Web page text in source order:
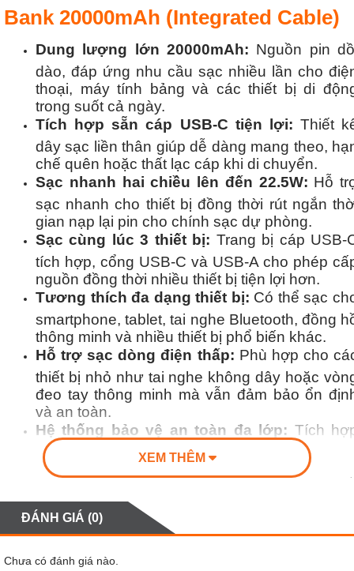
Bank 20000mAh (Integrated Cable)
Dung lượng lớn 20000mAh: Nguồn pin
dào, đáp ứng nhu cầu sạc nhiều lần cho
thoại, máy tính bảng và các thiết bị di
trong suốt cả ngày.
Tích hợp sẵn cáp USB-C tiện lợi: Thiết
dây sạc liền thân giúp dễ dàng mang theo,
chế quên hoặc thất lạc cáp khi di chuyển.
Sạc nhanh hai chiều lên đến 22.5W: Hỗ
sạc nhanh cho thiết bị đồng thời rút ngắn
gian nạp lại pin cho chính sạc dự phòng.
Sạc cùng lúc 3 thiết bị: Trang bị cáp USB-
tích hợp, cổng USB-C và USB-A cho phép
nguồn đồng thời nhiều thiết bị tiện lợi hơn.
Tương thích đa dạng thiết bị: Có thể sạc
smartphone, tablet, tai nghe Bluetooth, đồng
thông minh và nhiều thiết bị phổ biến khác.
Hỗ trợ sạc dòng điện thấp: Phù hợp cho
thiết bị nhỏ như tai nghe không dây hoặc
đeo tay thông minh mà vẫn đảm bảo ổn
và an toàn.
Hệ thống bảo vệ an toàn đa lớp: Tích
nhiều cơ chế bảo vệ như chống quá nhiệt,
dòng, quá áp, ngắn mạch và sạc quá mức
Thiết kế tối giản, dễ mang theo:
hiện đại với gam màu thanh lịch, kích
lịch.
XEM THÊM
ĐÁNH GIÁ (0)
Chưa có đánh giá nào.